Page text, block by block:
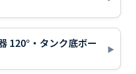
120°・タンク底ボー